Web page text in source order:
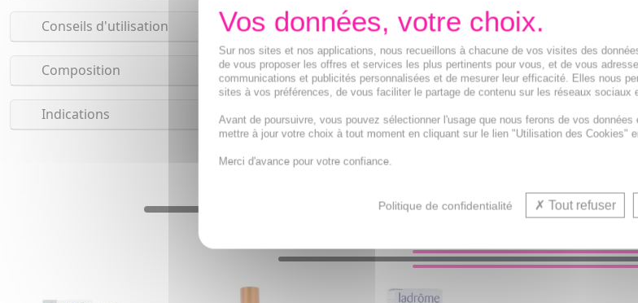
Conseils d'utilisation
Composition
Indications
Sur nos sites et nos applications, nous recueillons à chacune de vos visites des
de vous proposer les offres et services les plus pertinents pour vous, et de vous
communications et publicités personnalisées et de mesurer leur efficacité. Elles nous
sites à vos préférences, de vous faciliter le partage de contenu sur les réseaux sociaux
Avant de poursuivre, vous pouvez sélectionner l'usage que nous ferons de vos
mettre à jour votre choix à tout moment en cliquant sur le lien "Utilisation des Cookies"
Merci d'avance pour votre confiance.
Politique de confidentialité Tout refuser